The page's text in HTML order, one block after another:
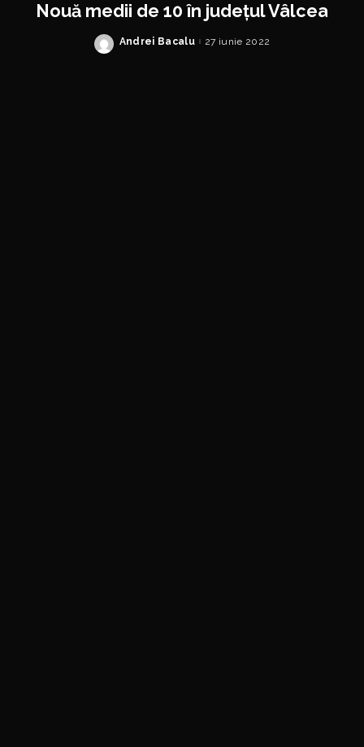
Nouă medii de 10 în județul Vâlcea
Posted
Andrei Bacalu 27 iunie 2022